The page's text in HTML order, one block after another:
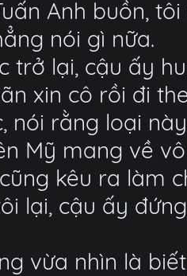
Anh buồn,
nói gì nữa.
trở lại, cậu ấy
xin cô rồi đi
nói rằng loại
Mỹ mang về
kêu ra làm
lại, cậu ấy
vừa nhìn là